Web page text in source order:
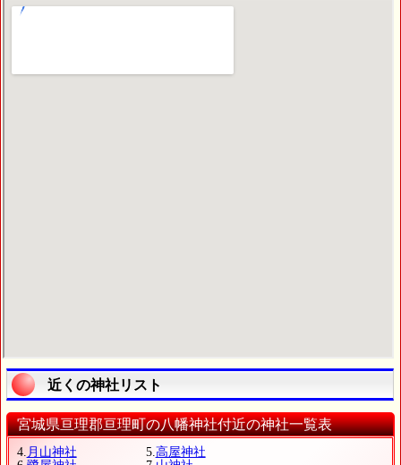
近くの神社リスト
宮城県亘理郡亘理町の八幡神社付近の神社一覧表
4. 月山神社 5.高屋神社